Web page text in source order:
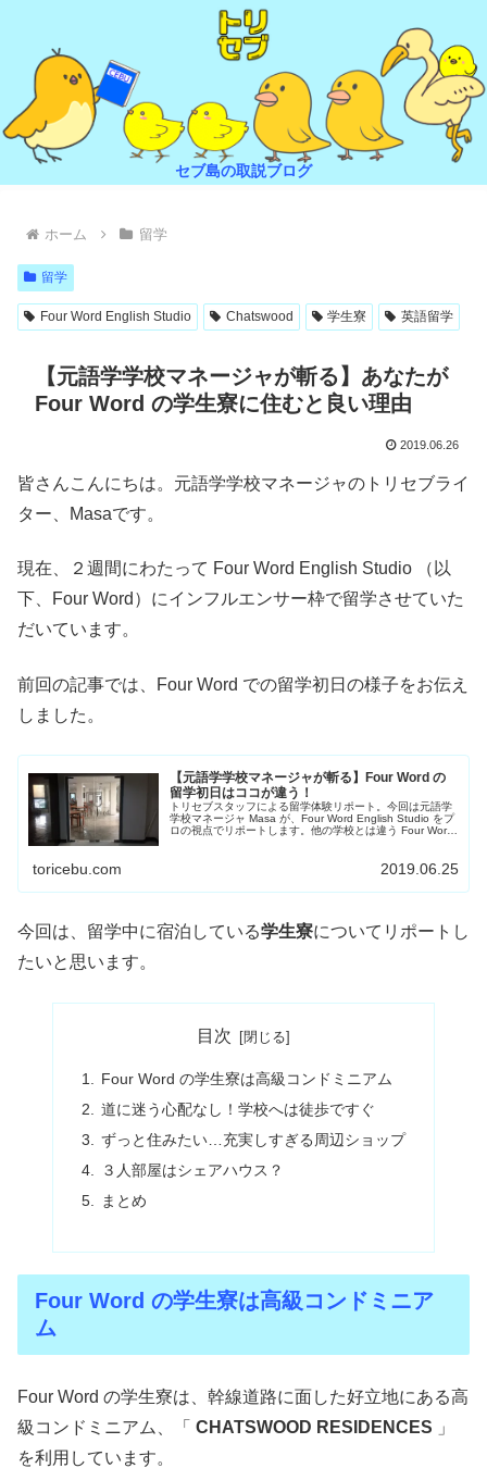
セブ島の取説ブログ
ホーム 留学
留学
Four Word English Studio Chatswood 学生寮 英語留学
【元語学学校マネージャが斬る】あなたが
Four Word の学生寮に住むと良い理由
2019.06.26
皆さんこんにちは。元語学学校マネージャのトリセブライ
ター、Masaです。
現在、２週間にわたって Four Word English Studio （以
下、Four Word）にインフルエンサー枠で留学させていた
だいています。
前回の記事では、Four Word での留学初日の様子をお伝え
しました。
【元語学学校マネージャが斬る】Four Word の
留学初日はココが違う！
トリセブスタッフによる留学体験リポート。今回は元語学
学校マネージャ Masa が、Four Word English Studio をプ
ロの視点でリポートします。他の学校とは違う Four Word
toricebu.com 2019.06.25
今回は、留学中に宿泊している学生寮についてリポートし
たいと思います。
目次
Four Word の学生寮は高級コンドミニアム
道に迷う心配なし！学校へは徒歩ですぐ
ずっと住みたい…充実しすぎる周辺ショップ
３人部屋はシェアハウス？
まとめ
Four Word の学生寮は高級コンドミニア
ム
Four Word の学生寮は、幹線道路に面した好立地にある高
級コンドミニアム、「 CHATSWOOD RESIDENCES 」
を利用しています。